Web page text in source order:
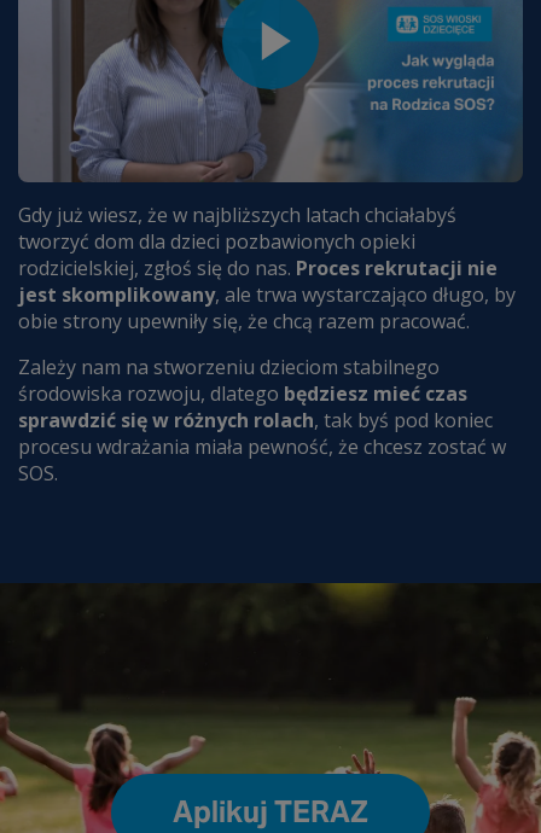
Gdy już wiesz, że w najbliższych latach chciałabyś
tworzyć dom dla dzieci pozbawionych opieki
rodzicielskiej, zgłoś się do nas. Proces rekrutacji nie
jest skomplikowany, ale trwa wystarczająco długo, by
obie strony upewniły się, że chcą razem pracować.
Zależy nam na stworzeniu dzieciom stabilnego
środowiska rozwoju, dlatego będziesz mieć czas
sprawdzić się w różnych rolach, tak byś pod koniec
procesu wdrażania miała pewność, że chcesz zostać w
SOS.
Aplikuj TERAZ